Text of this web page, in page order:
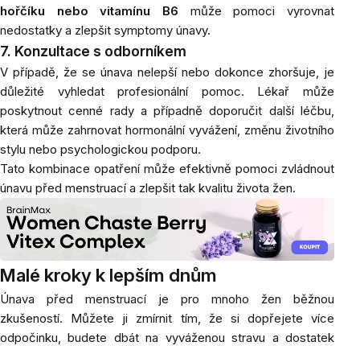
hořčíku nebo vitamínu B6 může pomoci vyrovnat
nedostatky a zlepšit symptomy únavy.
7. Konzultace s odborníkem
V případě, že se únava nelepší nebo dokonce zhoršuje, je
důležité vyhledat profesionální pomoc. Lékař může
poskytnout cenné rady a případně doporučit další léčbu,
která může zahrnovat hormonální vyvážení, změnu životního
stylu nebo psychologickou podporu.
Tato kombinace opatření může efektivně pomoci zvládnout
únavu před menstruací a zlepšit tak kvalitu života žen.
Malé kroky k lepším dnům
Únava před menstruací je pro mnoho žen běžnou
zkušeností. Můžete ji zmírnit tím, že si dopřejete více
odpočinku, budete dbát na vyváženou stravu a dostatek